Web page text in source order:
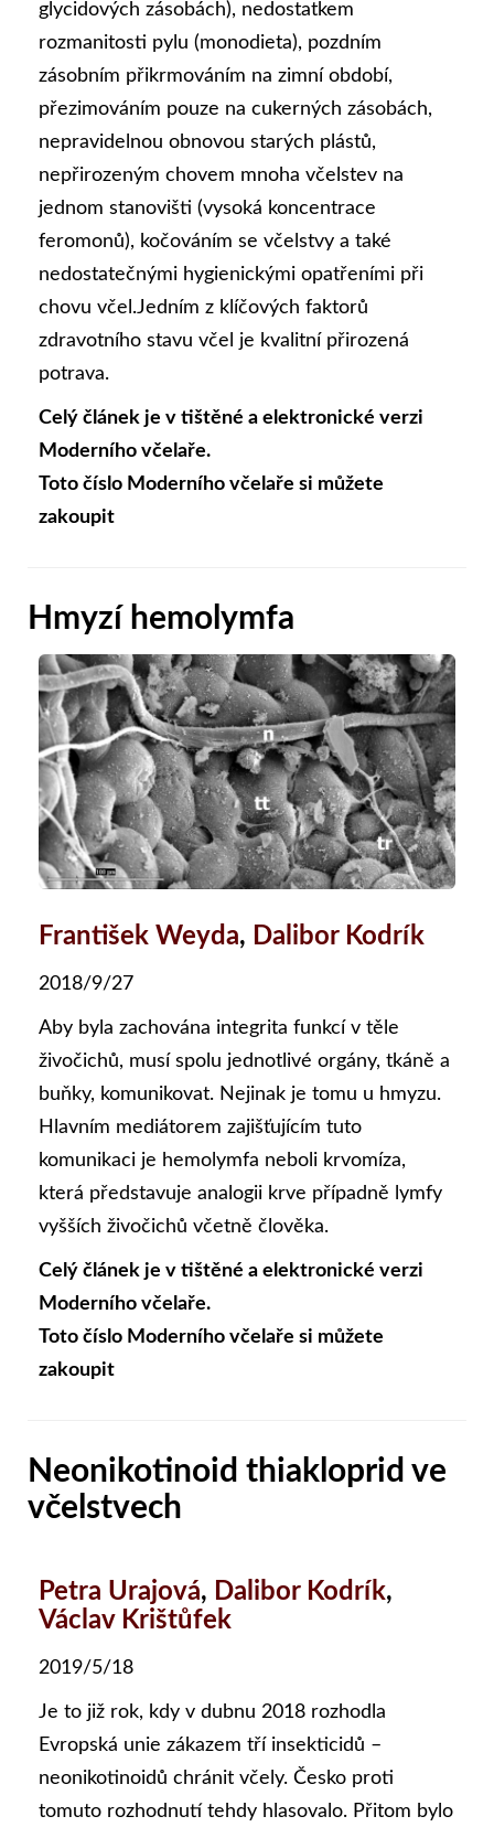
glycidových zásobách), nedostatkem
rozmanitosti pylu (monodieta), pozdním
zásobním přikrmováním na zimní období,
přezimováním pouze na cukerných zásobách,
nepravidelnou obnovou starých plástů,
nepřirozeným chovem mnoha včelstev na
jednom stanovišti (vysoká koncentrace
feromonů), kočováním se včelstvy a také
nedostatečnými hygienickými opatřeními při
chovu včel.Jedním z klíčových faktorů
zdravotního stavu včel je kvalitní přirozená
potrava.
Celý článek je v tištěné a elektronické verzi
Moderního včelaře.
Toto číslo Moderního včelaře si můžete
zakoupit
Hmyzí hemolymfa
František Weyda, Dalibor Kodrík
2018/9/27
Aby byla zachována integrita funkcí v těle
živočichů, musí spolu jednotlivé orgány, tkáně a
buňky, komunikovat. Nejinak je tomu u hmyzu.
Hlavním mediátorem zajišťujícím tuto
komunikaci je hemolymfa neboli krvomíza,
která představuje analogii krve případně lymfy
vyšších živočichů včetně člověka.
Celý článek je v tištěné a elektronické verzi
Moderního včelaře.
Toto číslo Moderního včelaře si můžete
zakoupit
Neonikotinoid thiakloprid ve
včelstvech
Petra Urajová, Dalibor Kodrík,
Václav Krištůfek
2019/5/18
Je to již rok, kdy v dubnu 2018 rozhodla
Evropská unie zákazem tří insekticidů –
neonikotinoidů chránit včely. Česko proti
tomuto rozhodnutí tehdy hlasovalo. Přitom bylo